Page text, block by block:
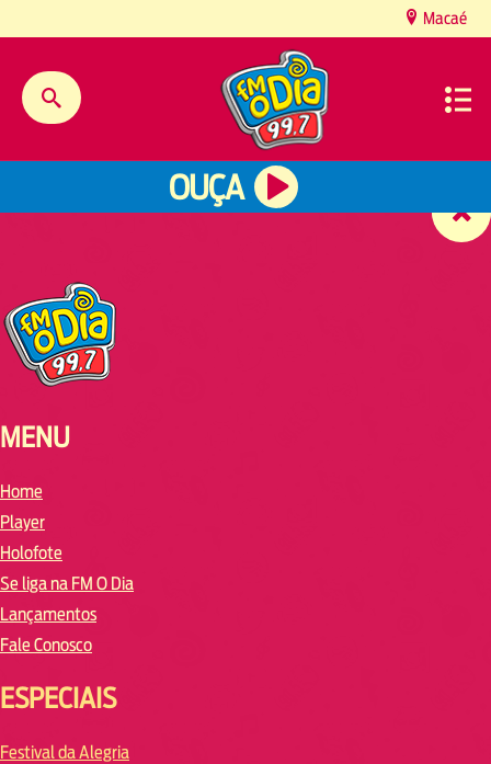
Macaé
OUÇA
MENU
Home
Player
Holofote
Se liga na FM O Dia
Lançamentos
Fale Conosco
ESPECIAIS
Festival da Alegria